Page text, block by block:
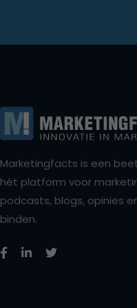
Marketingfacts is een
hét platform voor
podcasts, blogs, opinies
binden.